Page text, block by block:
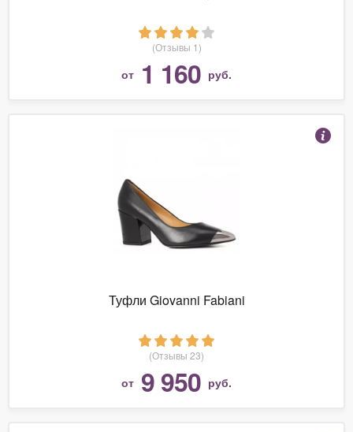
(Отзывы 1)
от 1 160 руб.
Туфли Giovanni Fabiani
(Отзывы 23)
от 9 950 руб.